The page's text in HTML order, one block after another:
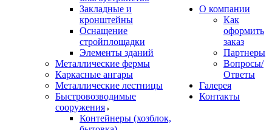
Закладные и
кронштейны
Оснащение
стройплощадки
Элементы зданий
Металлические фермы
Каркасные ангары
Металлические лестницы
Быстровозводимые
сооружения
Контейнеры (хозблок,
О компании
Как
оформить
заказ
Партнеры
Вопросы/
Ответы
Галерея
Контакты